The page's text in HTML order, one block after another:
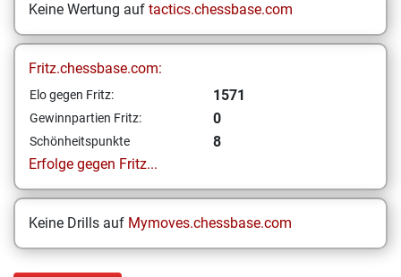
Keine Wertung auf tactics.chessbase.com
Fritz.chessbase.com:
Elo gegen Fritz: 1571
Gewinnpartien Fritz: 0
Schönheitspunkte
8
Erfolge gegen Fritz...
Keine Drills auf Mymoves.chessbase.com